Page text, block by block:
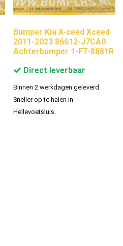
Bumper Kia X-ceed Xceed
2011-2023 86612-J7CA0
Achterbumper 1-F7-8881R
Direct leverbaar
Binnen 2 werkdagen geleverd.
Sneller op te halen in
Hellevoetsluis.